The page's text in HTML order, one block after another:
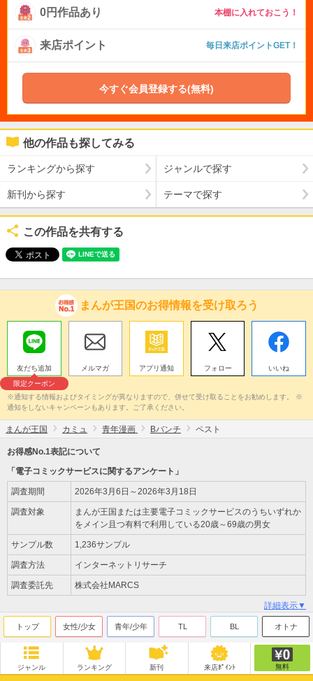
0円作品あり 本棚に入れておこう！
来店ポイント 毎日来店ポイントGET！
今すぐ会員登録する(無料)
他の作品も探してみる
ランキングから探す ジャンルで探す
新刊から探す テーマで探す
この作品を共有する
まんが王国のお得情報を受け取ろう
友だち追加
限定クーポン
メルマガ アプリ通知 フォロー いいね
※通知する情報およびタイミングが異なりますので、併せて受け取ることをお勧めします。 ※
通知をしないキャンペーンもあります。ご了承ください。
まんが王国 カミュ 青年漫画 Bバンチ ペスト
お得感No.1表記について
「電子コミックサービスに関するアンケート」
調査期間 2026年3月6日～2026年3月18日
調査対象
まんが王国または主要電子コミックサービスのうちいずれか
をメイン且つ有料で利用している20歳～69歳の男女
サンプル数 1,236サンプル
調査方法 インターネットリサーチ
調査委託先 株式会社MARCS
詳細表示▼
トップ 女性/少女 青年/少年 TL BL オトナ
ジャンル ランキング 新刊 来店ﾎﾟｲﾝﾄ 無料